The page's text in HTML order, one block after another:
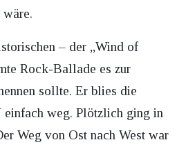
wäre.
– der „Wind of
Rock-Ballade es zur
sollte. Er blies die
einfach weg. Plötzlich ging in
Weg von Ost nach West war